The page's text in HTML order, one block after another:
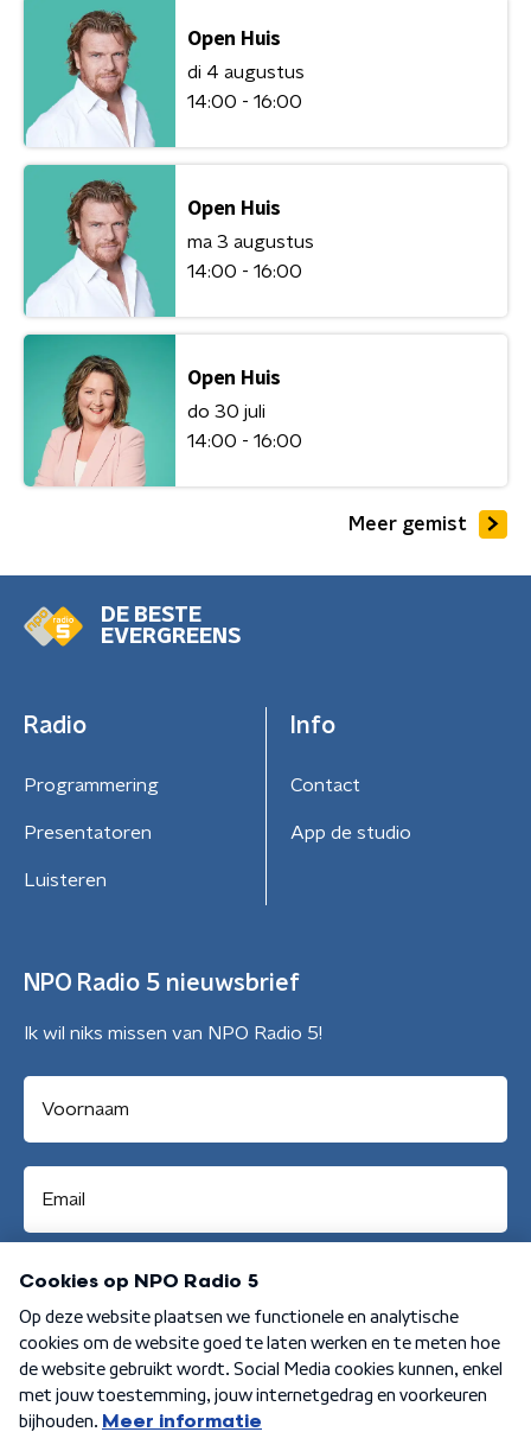
Open Huis
di 4 augustus
14:00 - 16:00
Open Huis
ma 3 augustus
14:00 - 16:00
Open Huis
do 30 juli
14:00 - 16:00
Meer gemist
DE BESTE
EVERGREENS
Radio
Programmering
Presentatoren
Luisteren
Info
Contact
App de studio
NPO Radio 5 nieuwsbrief
Ik wil niks missen van NPO Radio 5!
Aanmelden
Algemene voorwaarden